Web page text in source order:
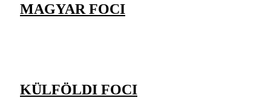
MAGYAR FOCI
KÜLFÖLDI FOCI